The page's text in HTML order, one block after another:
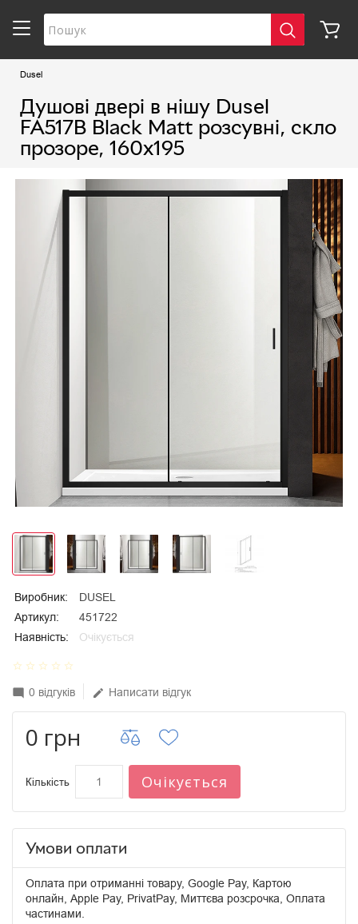
Dusel
Душові двері в нішу Dusel
FA517B Black Matt розсувні, скло
прозоре, 160х195
Виробник:
DUSEL
Артикул:
451722
Наявність:
Очікується
star_border star_border star_border star_border star_border
mode_comment 0 відгуків edit Написати відгук
0 грн
Кількість Очікується
Умови оплати
Оплата при отриманні товару, Google Pay, Картою
онлайн, Apple Pay, PrivatPay, Миттєва розсрочка, Оплата
частинами.